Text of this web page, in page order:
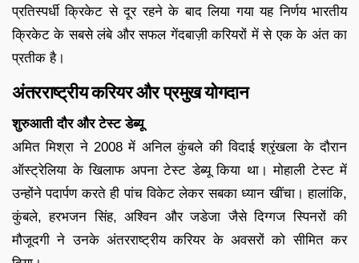
प्रतिस्पर्धी क्रिकेट से दूर रहने के बाद लिया गया यह निर्णय भारतीय
क्रिकेट के सबसे लंबे और सफल गेंदबाज़ी करियरों में से एक के अंत का
प्रतीक है।
अंतरराष्ट्रीय करियर और प्रमुख योगदान
शुरुआती दौर और टेस्ट डेब्यू
अमित मिश्रा ने 2008 में अनिल कुंबले की विदाई श्रृंखला के दौरान
ऑस्ट्रेलिया के खिलाफ अपना टेस्ट डेब्यू किया था। मोहाली टेस्ट में
उन्होंने पदार्पण करते ही पांच विकेट लेकर सबका ध्यान खींचा। हालांकि,
कुंबले, हरभजन सिंह, अश्विन और जडेजा जैसे दिग्गज स्पिनरों की
मौजूदगी ने उनके अंतरराष्ट्रीय करियर के अवसरों को सीमित कर